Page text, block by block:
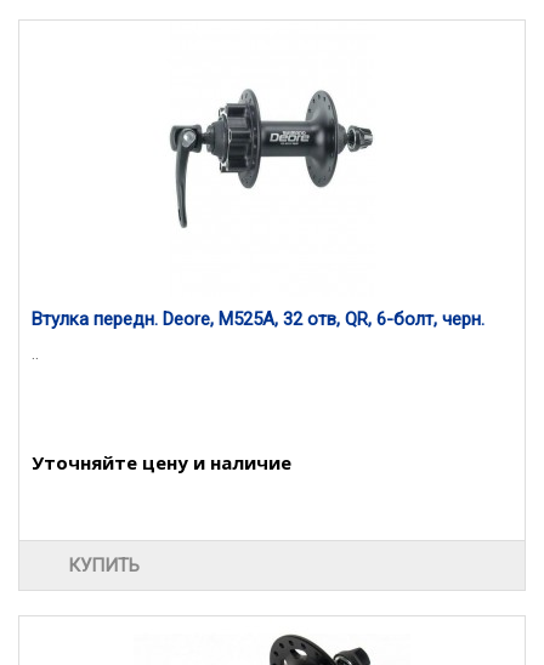
Втулка передн. Deore, M525A, 32 отв, QR, 6-болт, черн.
..
Уточняйте цену и наличие
КУПИТЬ